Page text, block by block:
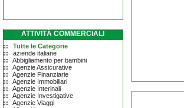
ATTIVITÀ COMMERCIALI
Tutte le Categorie
aziende italiane
Abbigliamento per bambini
Agenzie Assicurative
Agenzie Finanziarie
Agenzie Immobiliari
Agenzie Interinali
Agenzie Investigative
Agenzie Viaggi